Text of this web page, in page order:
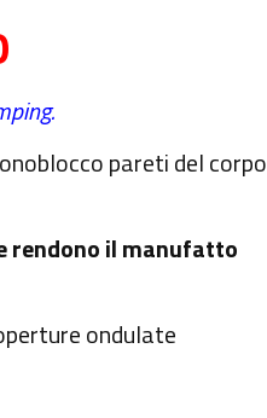
pareti del corpo
rendono il manufatto
ondulate